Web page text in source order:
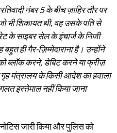
नंबर 5 के बीच ज़ाहिर तौर पर
भी शिकायत थी, वह उसके पति से
के साइबर सेल के इंचार्ज के निजी
ही गैर-ज़िम्मेदाराना है। उन्होंने
ब्लॉक करने, डेबिट करने या फ्रीज़
मंत्रालय के किसी आदेश का हवाला
इस्तेमाल नहीं किया जाना
जारी किया और पुलिस को